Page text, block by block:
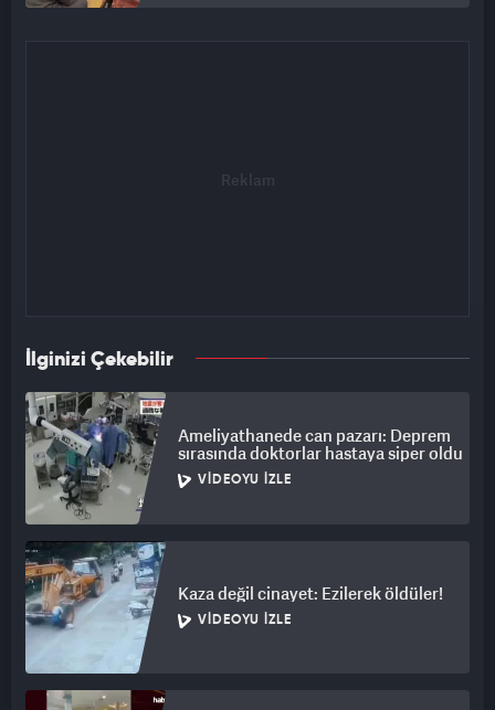
İlginizi Çekebilir
Ameliyathanede can pazarı: Deprem
sırasında doktorlar hastaya siper oldu
VIDEOYU İZLE
Kaza değil cinayet: Ezilerek öldüler!
VIDEOYU İZLE